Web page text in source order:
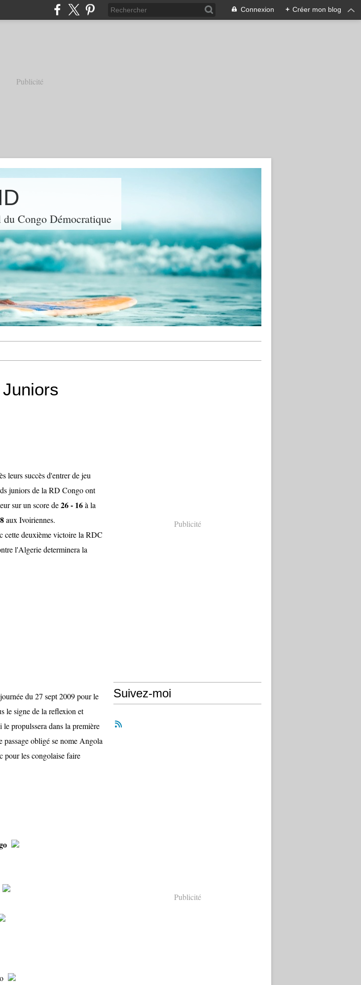
Connexion + Créer mon blog
Publicité
Congo Démocratique
de jeu
juniors de la RD Congo ont
sur un score de26 - 16à la
aux Ivoiriennes.
la RDC
l'Algerie determinera la
pour le
le signe de la reflexion et
propulssera dans la première
obligé se nome Angola
pour les congolaise faire
Publicité
Suivez-moi
Publicité